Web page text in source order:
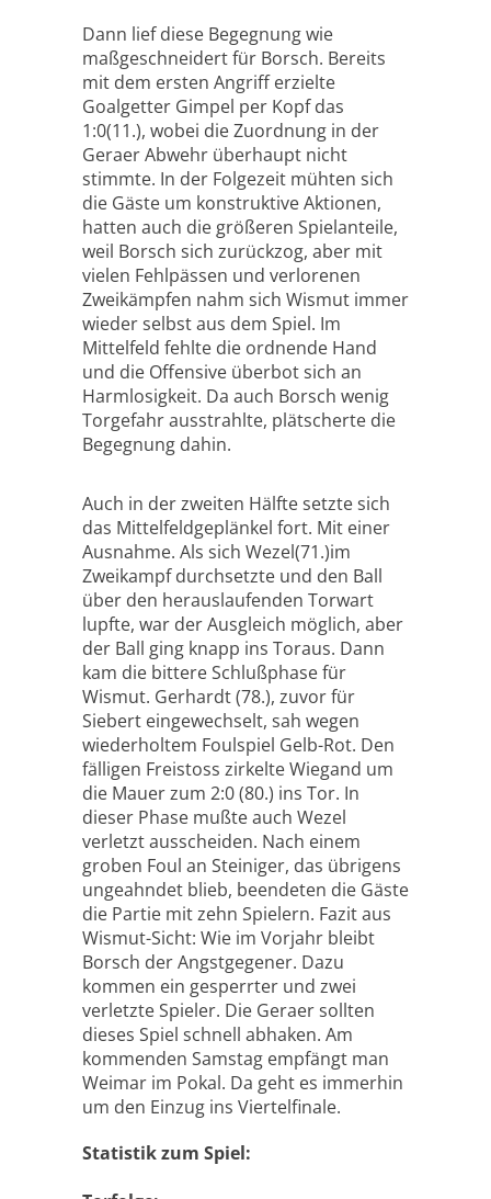
Dann lief diese Begegnung wie
maßgeschneidert für Borsch. Bereits
mit dem ersten Angriff erzielte
Goalgetter Gimpel per Kopf das
1:0(11.), wobei die Zuordnung in der
Geraer Abwehr überhaupt nicht
stimmte. In der Folgezeit mühten sich
die Gäste um konstruktive Aktionen,
hatten auch die größeren Spielanteile,
weil Borsch sich zurückzog, aber mit
vielen Fehlpässen und verlorenen
Zweikämpfen nahm sich Wismut immer
wieder selbst aus dem Spiel. Im
Mittelfeld fehlte die ordnende Hand
und die Offensive überbot sich an
Harmlosigkeit. Da auch Borsch wenig
Torgefahr ausstrahlte, plätscherte die
Begegnung dahin.
Auch in der zweiten Hälfte setzte sich
das Mittelfeldgeplänkel fort. Mit einer
Ausnahme. Als sich Wezel(71.)im
Zweikampf durchsetzte und den Ball
über den herauslaufenden Torwart
lupfte, war der Ausgleich möglich, aber
der Ball ging knapp ins Toraus. Dann
kam die bittere Schlußphase für
Wismut. Gerhardt (78.), zuvor für
Siebert eingewechselt, sah wegen
wiederholtem Foulspiel Gelb-Rot. Den
fälligen Freistoss zirkelte Wiegand um
die Mauer zum 2:0 (80.) ins Tor. In
dieser Phase mußte auch Wezel
verletzt ausscheiden. Nach einem
groben Foul an Steiniger, das übrigens
ungeahndet blieb, beendeten die Gäste
die Partie mit zehn Spielern. Fazit aus
Wismut-Sicht: Wie im Vorjahr bleibt
Borsch der Angstgegener. Dazu
kommen ein gesperrter und zwei
verletzte Spieler. Die Geraer sollten
dieses Spiel schnell abhaken. Am
kommenden Samstag empfängt man
Weimar im Pokal. Da geht es immerhin
um den Einzug ins Viertelfinale.
Statistik zum Spiel: